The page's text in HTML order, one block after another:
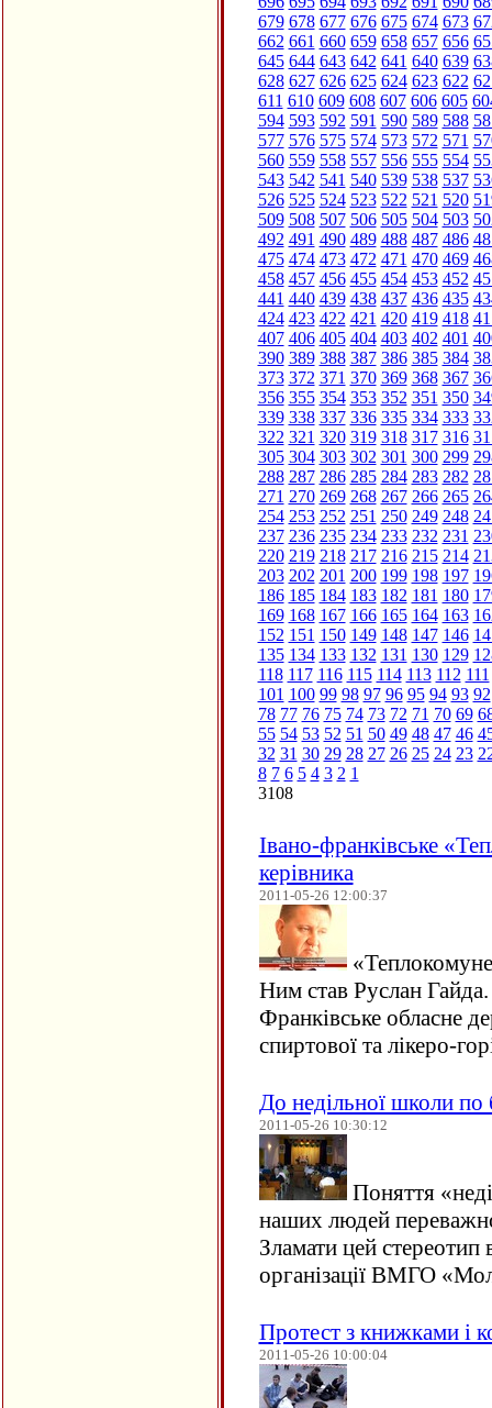
679 678 677 676 675 674 673
662 661 660 659 658 657 656
645 644 643 642 641 640 639
628 627 626 625 624 623 622
611 610 609 608 607 606 605
594 593 592 591 590 589 588
577 576 575 574 573 572 571
560 559 558 557 556 555 554
543 542 541 540 539 538 537
526 525 524 523 522 521 520
509 508 507 506 505 504 503
492 491 490 489 488 487 486
475 474 473 472 471 470 469
458 457 456 455 454 453 452
441 440 439 438 437 436 435
424 423 422 421 420 419 418
407 406 405 404 403 402 401
390 389 388 387 386 385 384
373 372 371 370 369 368 367
356 355 354 353 352 351 350
339 338 337 336 335 334 333
322 321 320 319 318 317 316
305 304 303 302 301 300 299
288 287 286 285 284 283 282
271 270 269 268 267 266 265
254 253 252 251 250 249 248
237 236 235 234 233 232 231
220 219 218 217 216 215 214
203 202 201 200 199 198 197
186 185 184 183 182 181 180
169 168 167 166 165 164 163
152 151 150 149 148 147 146
135 134 133 132 131 130 129
118 117 116 115 114 113 112 111
101 100 99 98 97 96 95 94 93 92
78 77 76 75 74 73 72 71 70 69
55 54 53 52 51 50 49 48 47 46
32 31 30 29 28 27 26 25 24 23
8 7 6 5 4 3 2 1
3108
Івано-франківське
керівника
2011-05-26 12:00:37
Ним став Руслан
Франківське обласне
спиртової та лікеро-
До недільної школи по
2011-05-26 10:30:12
Поняття
наших людей
Зламати цей стереотип
організації ВМГО
Протест з книжками і
2011-05-26 10:00:04